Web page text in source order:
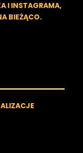
I INSTAGRAMA,
BIEŻĄCO.